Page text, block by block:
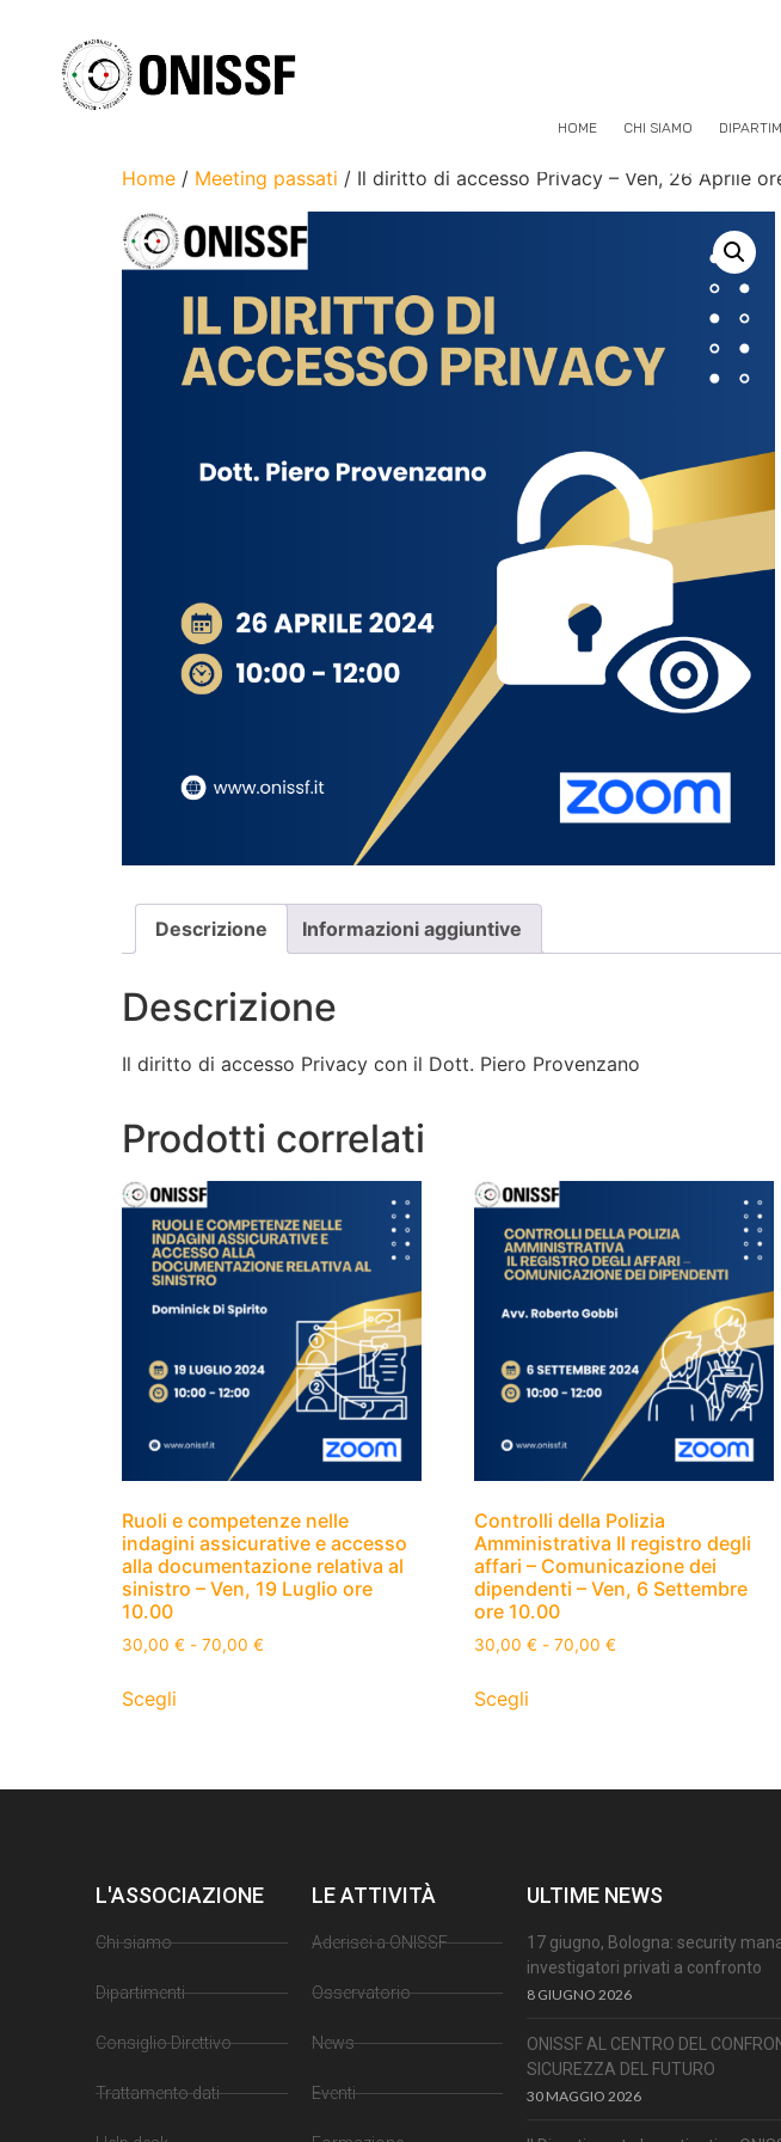
HOME CHI SIAMO
Home / Meeting passati / Il diritto di accesso Privacy – Ven, 26 Aprile
Descrizione Informazioni aggiuntive
Descrizione
Il diritto di accesso Privacy con il Dott. Piero Provenzano
Prodotti correlati
Ruoli e competenze nelle
indagini assicurative e accesso
alla documentazione relativa al
sinistro – Ven, 19 Luglio ore
10.00
30,00 € - 70,00 €
Scegli
Controlli della Polizia
Amministrativa Il registro degli
affari – Comunicazione dei
dipendenti – Ven, 6 Settembre
ore 10.00
30,00 € - 70,00 €
Scegli
L'ASSOCIAZIONE
Chi siamo
Dipartimenti
Consiglio Direttivo
Trattamento dati
LE ATTIVITÀ
Aderisci a ONISSF
Osservatorio
News
Eventi
ULTIME NEWS
17 giugno, Bologna: security
investigatori privati a confronto
8 GIUGNO 2026
ONISSF AL CENTRO DEL
SICUREZZA DEL FUTURO
30 MAGGIO 2026